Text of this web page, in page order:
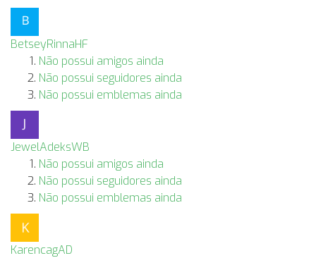
BetseyRinnaHF
Não possui amigos ainda
Não possui seguidores ainda
Não possui emblemas ainda
JewelAdeksWB
Não possui amigos ainda
Não possui seguidores ainda
Não possui emblemas ainda
KarencagAD